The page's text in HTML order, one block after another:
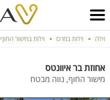
וילה וילות במרכז וילות במישור החוף
אחוזת בר איוונטס
מישור החוף, נווה מבטח